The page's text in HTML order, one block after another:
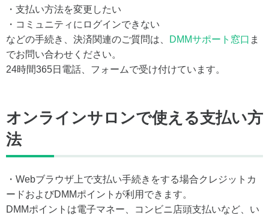
・支払い方法を変更したい
・コミュニティにログインできない
などの手続き、決済関連のご質問は、
DMMサポート窓口 ま
でお問い合わせください。
24時間365日電話、フォームで受け付けています。
オンラインサロンで使える支払い方
法
・Webブラウザ上で支払い手続きをする場合クレジットカ
ードおよびDMMポイントが利用できます。
DMMポイントは電子マネー、コンビニ店頭支払いなど、い